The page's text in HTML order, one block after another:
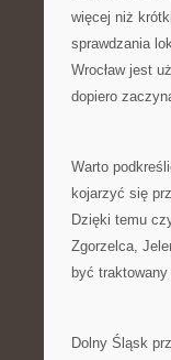
więcej niż
sprawdzania
Wrocław jest
dopiero
Warto
kojarzyć się
Dzięki temu
Zgorzelca,
być
Dolny Śląsk